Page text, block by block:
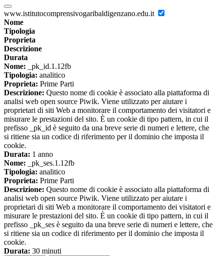
www.istitutocomprensivogaribaldigenzano.edu.it
Nome
Tipologia
Proprieta
Descrizione
Durata
Nome: _pk_id.1.12fb
Tipologia: analitico
Proprieta: Prime Parti
Descrizione: Questo nome di cookie è associato alla piattaforma di
analisi web open source Piwik. Viene utilizzato per aiutare i
proprietari di siti Web a monitorare il comportamento dei visitatori e
misurare le prestazioni del sito. È un cookie di tipo pattern, in cui il
prefisso _pk_id è seguito da una breve serie di numeri e lettere, che
si ritiene sia un codice di riferimento per il dominio che imposta il
cookie.
Durata: 1 anno
Nome: _pk_ses.1.12fb
Tipologia: analitico
Proprieta: Prime Parti
Descrizione: Questo nome di cookie è associato alla piattaforma di
analisi web open source Piwik. Viene utilizzato per aiutare i
proprietari di siti Web a monitorare il comportamento dei visitatori e
misurare le prestazioni del sito. È un cookie di tipo pattern, in cui il
prefisso _pk_ses è seguito da una breve serie di numeri e lettere, che
si ritiene sia un codice di riferimento per il dominio che imposta il
cookie.
Durata: 30 minuti